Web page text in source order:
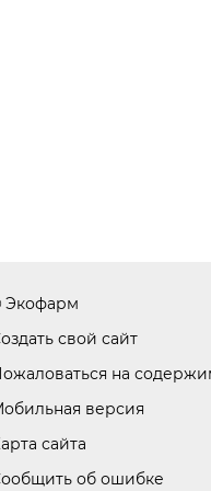
Экофарм
свой сайт
на
версия
сайта
об ошибке